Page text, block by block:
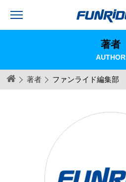
著者
AUTHOR
著者 ファンライド編集部